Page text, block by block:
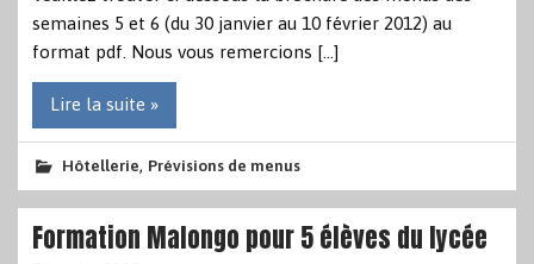
semaines 5 et 6 (du 30 janvier au 10 février 2012) au
format pdf. Nous vous remercions […]
Lire la suite »
Hôtellerie, Prévisions de menus
Formation Malongo pour 5 élèves du lycée